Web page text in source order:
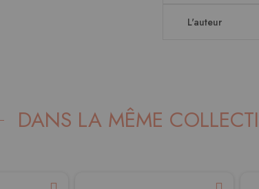
L'auteur
DANS LA MÊME